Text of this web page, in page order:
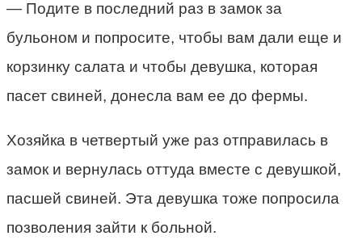
— Подите в последний раз в замок за
бульоном и попросите, чтобы вам дали еще и
корзинку салата и чтобы девушка, которая
пасет свиней, донесла вам ее до фермы.
Хозяйка в четвертый уже раз отправилась в
замок и вернулась оттуда вместе с девушкой,
пасшей свиней. Эта девушка тоже попросила
позволения зайти к больной.